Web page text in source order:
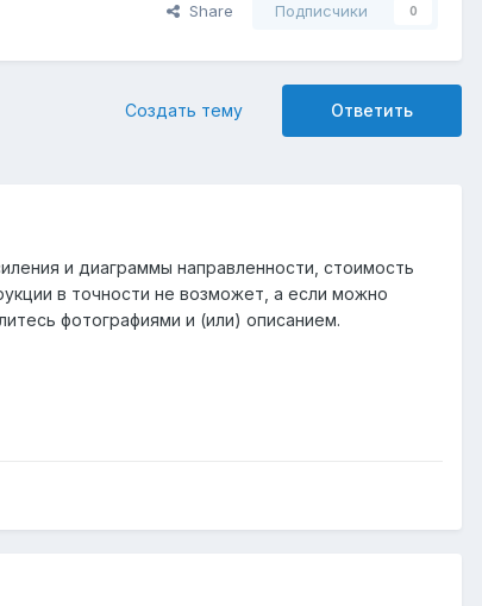
Share Подписчики 0
Ответить
Создать тему
и диаграммы направленности, стоимость
в точности не возможет, а если можно
фотографиями и (или) описанием.